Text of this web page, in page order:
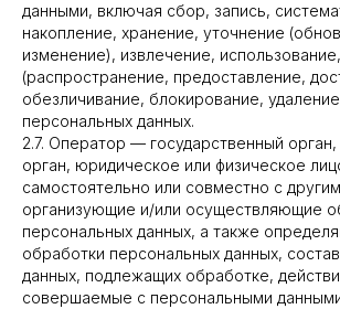
данными, включая сбор, запись,
накопление, хранение, уточнение
изменение), извлечение,
(распространение, предоставление,
обезличивание, блокирование,
персональных данных.
2.7. Оператор — государственный
орган, юридическое или физическое
самостоятельно или совместно с
организующие и/или осуществляющие
персональных данных, а также
обработки персональных данных,
данных, подлежащих обработке,
совершаемые с персональными